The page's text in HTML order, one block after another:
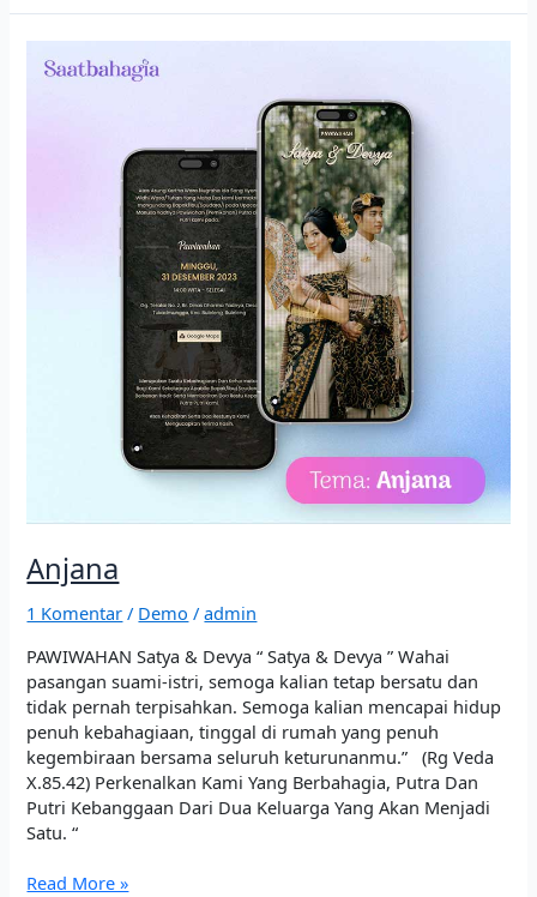
Anjana
1 Komentar / Demo /admin
PAWIWAHAN Satya & Devya “ Satya & Devya ” Wahai
pasangan suami-istri, semoga kalian tetap bersatu dan
tidak pernah terpisahkan. Semoga kalian mencapai hidup
penuh kebahagiaan, tinggal di rumah yang penuh
kegembiraan bersama seluruh keturunanmu.” (Rg Veda
X.85.42) Perkenalkan Kami Yang Berbahagia, Putra Dan
Putri Kebanggaan Dari Dua Keluarga Yang Akan Menjadi
Satu. “
Read More »